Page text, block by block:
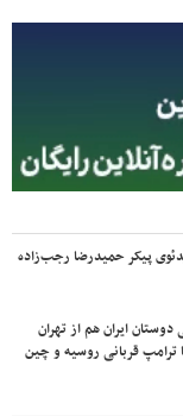
پیکر حمیدرضا رجب‌زاده
ایران هم از تهران
ترامپ قربانی روسیه و چین